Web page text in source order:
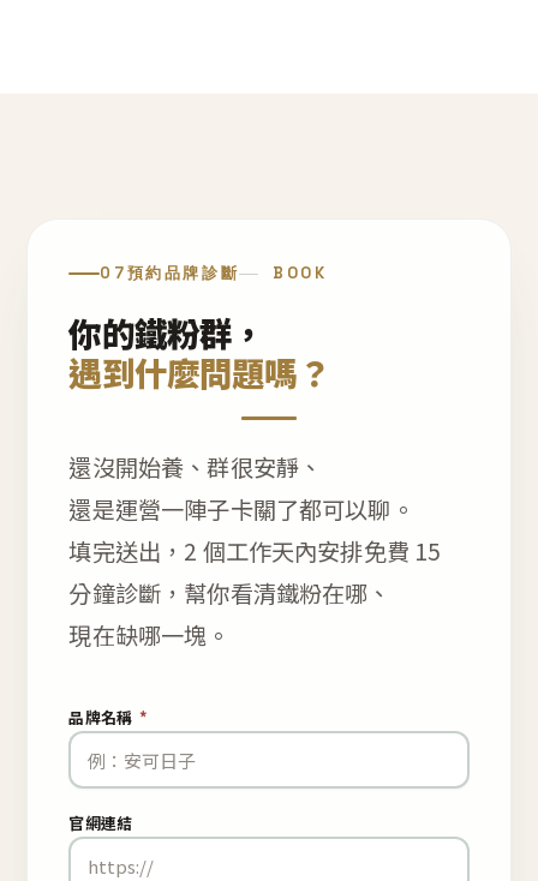
07預約品牌診斷 BOOK
你的鐵粉群，
遇到什麼問題嗎？
還沒開始養、群很安靜、
還是運營一陣子卡關了都可以聊。
填完送出，2 個工作天內安排免費 15
分鐘診斷，幫你看清鐵粉在哪、
現在缺哪一塊。
品牌名稱 *
官網連結